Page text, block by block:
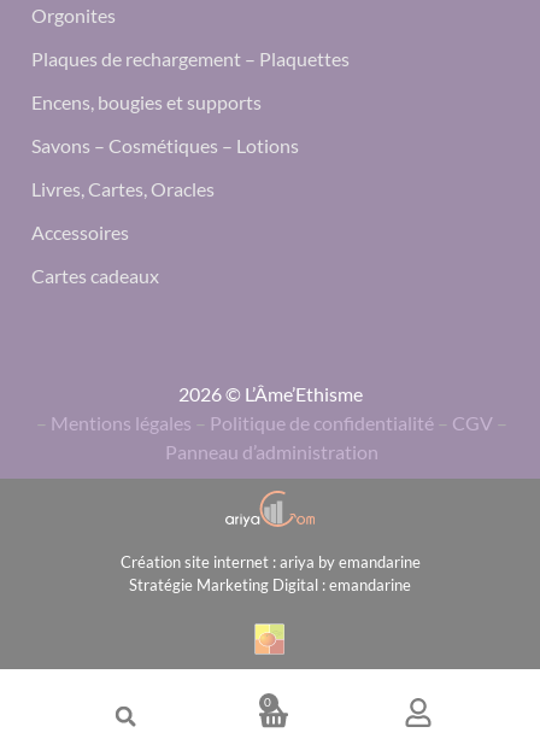
0
Orgonites
Plaques de rechargement – Plaquettes
Encens, bougies et supports
Savons – Cosmétiques – Lotions
Livres, Cartes, Oracles
Accessoires
Cartes cadeaux
2026 © L’Âme’Ethisme
– Mentions légales – Politique de confidentialité – CGV –
Panneau d’administration
Création site internet : ariya by emandarine
Stratégie Marketing Digital : emandarine